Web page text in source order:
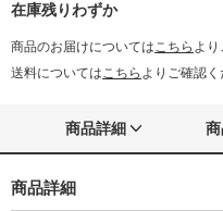
在庫残りわずか
商品のお届けについてはこちら より
送料についてはこちら よりご確認く
商品詳細
商品詳細